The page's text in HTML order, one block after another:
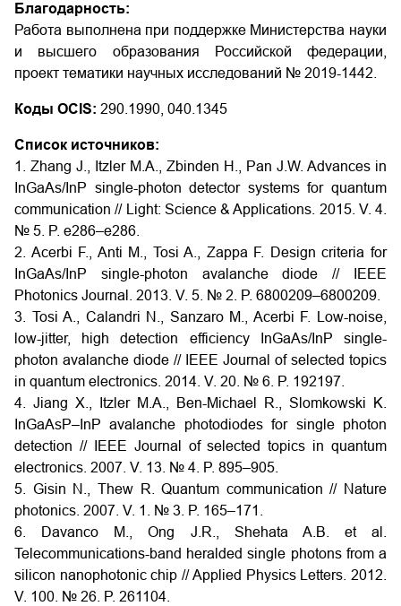
Благодарность:
Работа выполнена при поддержке Министерства науки
и высшего образования Российской федерации,
проект тематики научных исследований № 2019-1442.
Коды OCIS: 290.1990, 040.1345
Список источников:
1. Zhang J., Itzler M.A., Zbinden H., Pan J.W. Advances in
InGaAs/InP single-photon detector systems for quantum
communication // Light: Science & Applications. 2015. V. 4.
№ 5. P. e286–e286.
2. Acerbi F., Anti M., Tosi A., Zappa F. Design criteria for
InGaAs/InP single-photon avalanche diode // IEEE
Photonics Journal. 2013. V. 5. № 2. P. 6800209–6800209.
3. Tosi A., Calandri N., Sanzaro M., Acerbi F. Low-noise,
low-jitter, high detection efficiency InGaAs/InP single-
photon avalanche diode // IEEE Journal of selected topics
in quantum electronics. 2014. V. 20. № 6. P. 192197.
4. Jiang X., Itzler M.A., Ben-Michael R., Slomkowski K.
InGaAsP–InP avalanche photodiodes for single photon
detection // IEEE Journal of selected topics in quantum
electronics. 2007. V. 13. № 4. P. 895–905.
5. Gisin N., Thew R. Quantum communication // Nature
photonics. 2007. V. 1. № 3. P. 165–171.
6. Davanco M., Ong J.R., Shehata A.B. et al.
Telecommunications-band heralded single photons from a
silicon nanophotonic chip // Applied Physics Letters. 2012.
V. 100. № 26. P. 261104.